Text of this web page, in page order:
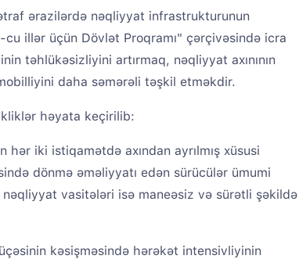
ərazilərdə nəqliyyat infrastrukturunun
illər üçün Dövlət Proqramı" çərçivəsində icra
təhlükəsizliyini artırmaq, nəqliyyat axınının
daha səmərəli təşkil etməkdir.
həyata keçirilib:
iki istiqamətdə axından ayrılmış xüsusi
dönmə əməliyyatı edən sürücülər ümumi
nəqliyyat vasitələri isə maneəsiz və sürətli şəkildə
kəsişməsində hərəkət intensivliyinin